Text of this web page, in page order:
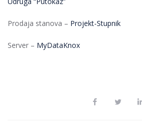
Prodaja stanova – Projekt-Stupnik
Server – MyDataKnox